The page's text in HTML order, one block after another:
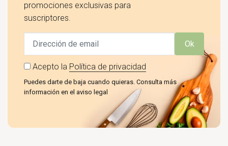
promociones exclusivas para
suscriptores.
Ok
Acepto la Política de privacidad
Puedes darte de baja cuando quieras. Consulta más
información en el aviso legal